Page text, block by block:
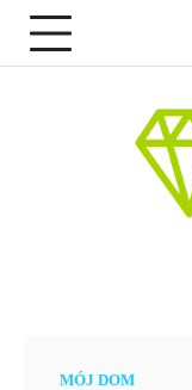
Skip
content
MÓJ DOM